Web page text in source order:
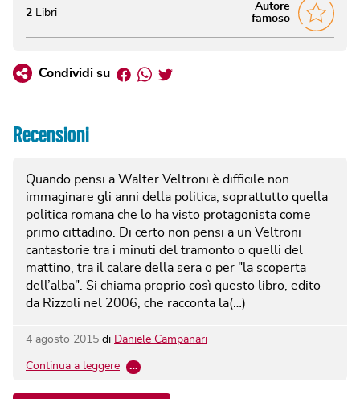
Autore
famoso
2 Libri
Condividi su Facebook
Whatsapp
Twitter
Recensioni
Quando pensi a Walter Veltroni è difficile non
immaginare gli anni della politica, soprattutto quella
politica romana che lo ha visto protagonista come
primo cittadino. Di certo non pensi a un Veltroni
cantastorie tra i minuti del tramonto o quelli del
mattino, tra il calare della sera o per "la scoperta
dell’alba". Si chiama proprio così questo libro, edito
da Rizzoli nel 2006, che racconta la(…)
4 agosto 2015 di Daniele Campanari
Continua a leggere …